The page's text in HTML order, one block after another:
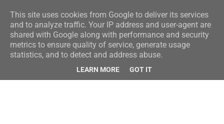
This site uses cookies from Google to deliver its services
and to analyze traffic. Your IP address and user-agent are
shared with Google along with performance and security
metrics to ensure quality of service, generate usage
statistics, and to detect and address abuse.
LEARN MORE GOT IT